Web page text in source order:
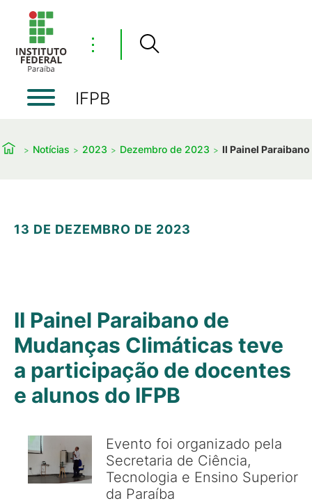
⋮
IFPB
Notícias 2023 Dezembro de 2023 II Painel
13 DE DEZEMBRO DE 2023
II Painel Paraibano de
Mudanças Climáticas teve
a participação de docentes
e alunos do IFPB
Evento foi organizado pela
Secretaria de Ciência,
Tecnologia e Ensino Superior
da Paraíba